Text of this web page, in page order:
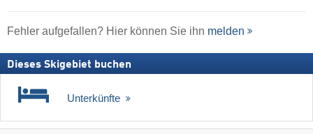
Fehler aufgefallen? Hier können Sie ihn melden
Dieses Skigebiet buchen
Unterkünfte